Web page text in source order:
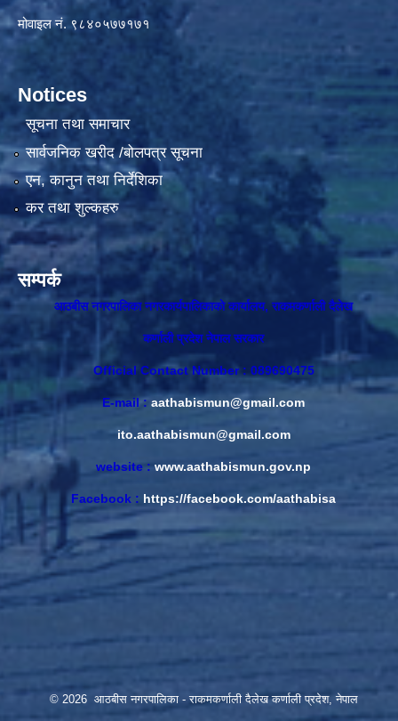
मोवाइल नं. ९८४०५७७१७१
Notices
सूचना तथा समाचार
सार्वजनिक खरीद /बोलपत्र सूचना
एन, कानुन तथा निर्देशिका
कर तथा शुल्कहरु
सम्पर्क
आठबीस नगरपालिका नगरकार्यपालिकाकाे कार्यालय, राकमकर्णाली दैलेख
कर्णाली प्रदेश नेपाल सरकार
Official Contact Number : 089690475
E-mail : aathabismun@gmail.com
ito.aathabismun@gmail.com
website : www.aathabismun.gov.np
Facebook : https://facebook.com/aathabisa
© 2026 आठबीस नगरपालिका - राकमकर्णाली दैलेख कर्णाली प्रदेश, नेपाल